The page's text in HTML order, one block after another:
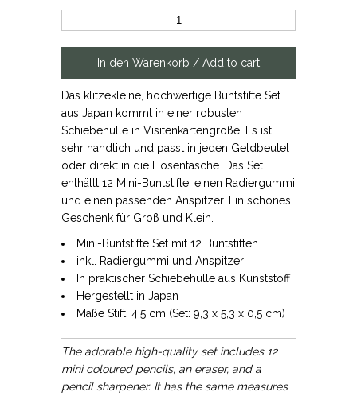
Das klitzekleine, hochwertige Buntstifte Set
aus Japan kommt in einer robusten
Schiebehülle in Visitenkartengröße. Es ist
sehr handlich und passt in jeden Geldbeutel
oder direkt in die Hosentasche. Das Set
enthällt 12 Mini-Buntstifte, einen Radiergummi
und einen passenden Anspitzer. Ein schönes
Geschenk für Groß und Klein.
Mini-Buntstifte Set mit 12 Buntstiften
inkl. Radiergummi und Anspitzer
In praktischer Schiebehülle aus Kunststoff
Hergestellt in Japan
Maße Stift: 4,5 cm (Set: 9,3 x 5,3 x 0,5 cm)
The adorable high-quality set includes 12
mini coloured pencils, an eraser, and a
pencil sharpener. It has the same measures